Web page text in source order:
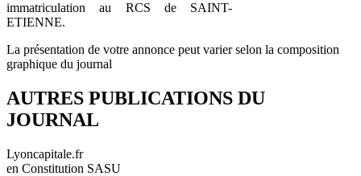
immatriculation au RCS de SAINT-
ETIENNE.
La présentation de votre annonce peut varier selon la composition
graphique du journal
AUTRES PUBLICATIONS DU
JOURNAL
Lyoncapitale.fr
en Constitution SASU